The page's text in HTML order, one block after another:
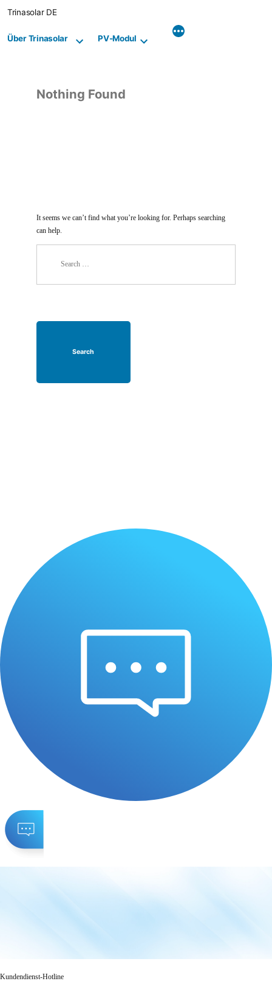
content
Trinasolar DE
Über Trinasolar PV-Modul
Nothing Found
It seems we can’t find what you’re looking for. Perhaps searching
can help.
Kundendienst-Hotline